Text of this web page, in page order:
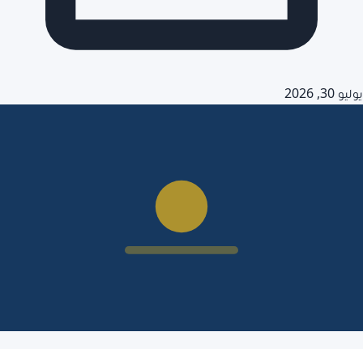
يوليو 30, 2026